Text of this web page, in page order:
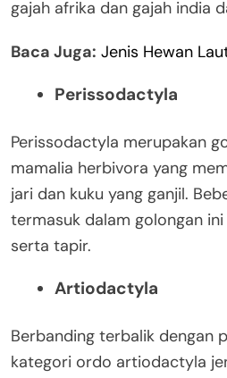
gajah afrika dan gajah india
Baca Juga: Jenis Hewan
Perissodactyla
Perissodactyla merupakan
mamalia herbivora yang
jari dan kuku yang ganjil.
termasuk dalam golongan
serta tapir.
Artiodactyla
Berbanding terbalik dengan
kategori ordo artiodactyla